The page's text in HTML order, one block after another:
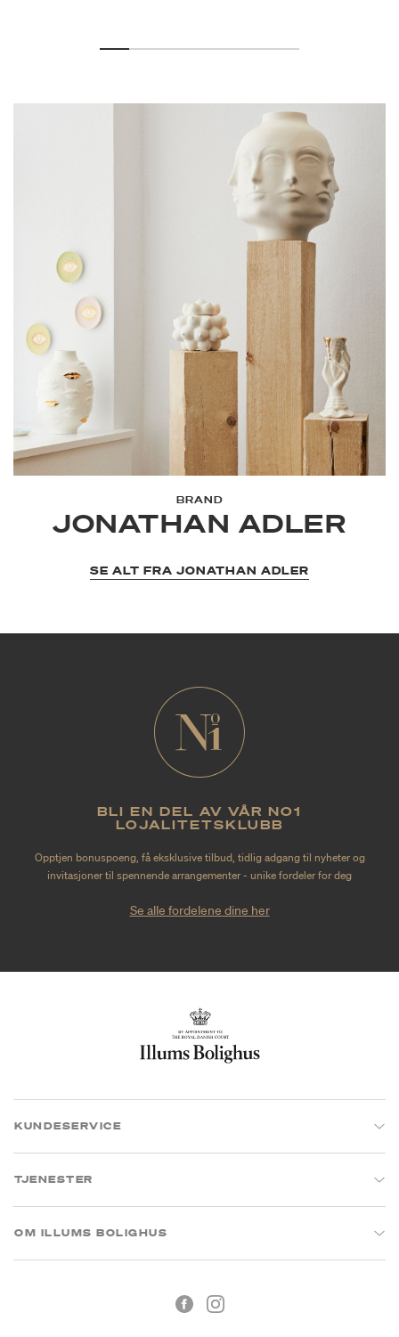
BRAND
JONATHAN ADLER
SE ALT FRA JONATHAN ADLER
BLI EN DEL AV VÅR NO1
LOJALITETSKLUBB
Opptjen bonuspoeng, få eksklusive tilbud, tidlig adgang til nyheter og
invitasjoner til spennende arrangementer - unike fordeler for deg
Se alle fordelene dine her
KUNDESERVICE
TJENESTER
OM ILLUMS BOLIGHUS